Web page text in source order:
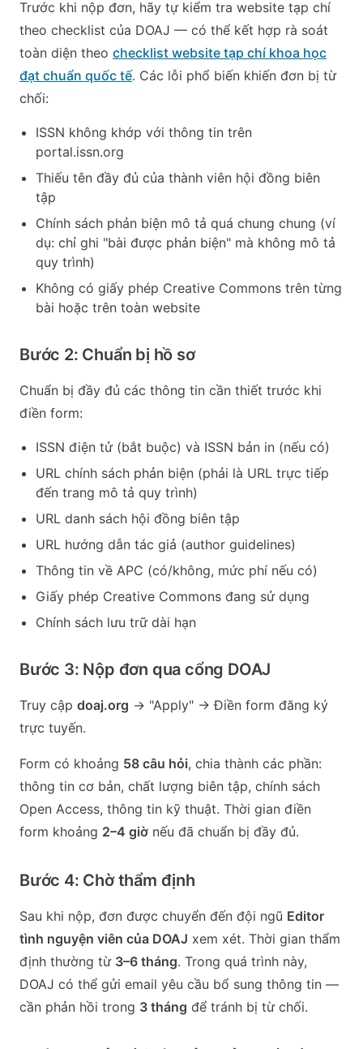
Trước khi nộp đơn, hãy tự kiểm tra website tạp chí
theo checklist của DOAJ — có thể kết hợp rà soát
toàn diện theo checklist website tạp chí khoa học
đạt chuẩn quốc tế. Các lỗi phổ biến khiến đơn bị từ
chối:
ISSN không khớp với thông tin trên
portal.issn.org
Thiếu tên đầy đủ của thành viên hội đồng biên
tập
Chính sách phản biện mô tả quá chung chung (ví
dụ: chỉ ghi "bài được phản biện" mà không mô tả
quy trình)
Không có giấy phép Creative Commons trên từng
bài hoặc trên toàn website
Bước 2: Chuẩn bị hồ sơ
Chuẩn bị đầy đủ các thông tin cần thiết trước khi
điền form:
ISSN điện tử (bắt buộc) và ISSN bản in (nếu có)
URL chính sách phản biện (phải là URL trực tiếp
đến trang mô tả quy trình)
URL danh sách hội đồng biên tập
URL hướng dẫn tác giả (author guidelines)
Thông tin về APC (có/không, mức phí nếu có)
Giấy phép Creative Commons đang sử dụng
Chính sách lưu trữ dài hạn
Bước 3: Nộp đơn qua cổng DOAJ
Truy cập doaj.org → "Apply" → Điền form đăng ký
trực tuyến.
Form có khoảng 58 câu hỏi, chia thành các phần:
thông tin cơ bản, chất lượng biên tập, chính sách
Open Access, thông tin kỹ thuật. Thời gian điền
form khoảng 2–4 giờ nếu đã chuẩn bị đầy đủ.
Bước 4: Chờ thẩm định
Sau khi nộp, đơn được chuyển đến đội ngũ Editor
tình nguyện viên của DOAJ xem xét. Thời gian thẩm
định thường từ 3–6 tháng. Trong quá trình này,
DOAJ có thể gửi email yêu cầu bổ sung thông tin —
cần phản hồi trong 3 tháng để tránh bị từ chối.